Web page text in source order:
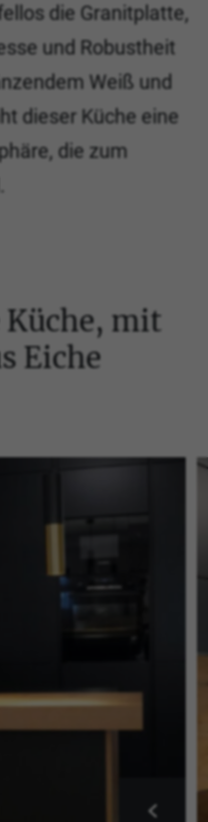
die Granitplatte,
und Robustheit
Weiß und
dieser Küche eine
die zum
Küche, mit
Eiche